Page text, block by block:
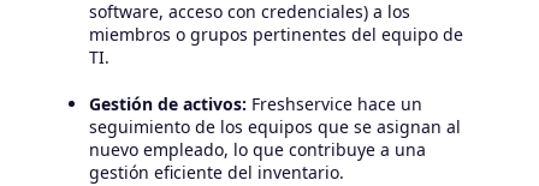
software, acceso con credenciales) a los
miembros o grupos pertinentes del equipo de
TI.
Gestión de activos: Freshservice hace un
seguimiento de los equipos que se asignan al
nuevo empleado, lo que contribuye a una
gestión eficiente del inventario.